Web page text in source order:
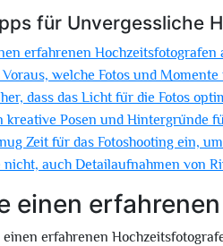
für Unvergessliche
erfahrenen Hochzeitsfotografen
welche Fotos und
dass das Licht für die Fotos
kreative Posen und Hintergründe
Zeit für das Fotoshooting ein,
nicht, auch Detailaufnahmen von
einen
erfahrenen